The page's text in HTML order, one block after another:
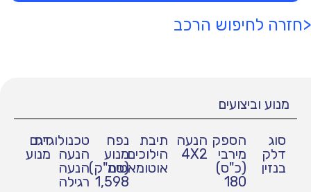
<חזרה לחיפוש הרכב
מנוע וביצועים
סוג
דלק
בנזין
הספק
מירבי
(כ"ס)
180
הנעה
4X2
תיבת
הילוכים
אוטומאטית
נפח
מנוע
(סמ"ק)
1,598
טכנולוגיית
הנעה
הנעה
רגילה
דגם
מנוע